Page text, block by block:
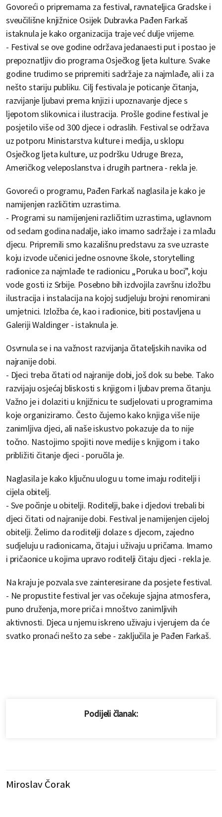
Govoreći o pripremama za festival, ravnateljica Gradske i
sveučilišne knjižnice Osijek Dubravka Pađen Farkaš
istaknula je kako organizacija traje već dulje vrijeme.
- Festival se ove godine održava jedanaesti put i postao je
prepoznatljiv dio programa Osječkog ljeta kulture. Svake
godine trudimo se pripremiti sadržaje za najmlađe, ali i za
nešto stariju publiku. Cilj festivala je poticanje čitanja,
razvijanje ljubavi prema knjizi i upoznavanje djece s
ljepotom slikovnica i ilustracija. Prošle godine festival je
posjetilo više od 300 djece i odraslih. Festival se održava
uz potporu Ministarstva kulture i medija, u sklopu
Osječkog ljeta kulture, uz podršku Udruge Breza,
Američkog veleposlanstva i drugih partnera - rekla je.
Govoreći o programu, Pađen Farkaš naglasila je kako je
namijenjen različitim uzrastima.
- Programi su namijenjeni različitim uzrastima, uglavnom
od sedam godina nadalje, iako imamo sadržaje i za mlađu
djecu. Pripremili smo kazališnu predstavu za sve uzraste
koju izvode učenici jedne osnovne škole, storytelling
radionice za najmlađe te radionicu „Poruka u boci”, koju
vode gosti iz Srbije. Posebno bih izdvojila završnu izložbu
ilustracija i instalacija na kojoj sudjeluju brojni renomirani
umjetnici. Izložba će, kao i radionice, biti postavljena u
Galeriji Waldinger - istaknula je.
Osvrnula se i na važnost razvijanja čitateljskih navika od
najranije dobi.
- Djeci treba čitati od najranije dobi, još dok su bebe. Tako
razvijaju osjećaj bliskosti s knjigom i ljubav prema čitanju.
Važno je i dolaziti u knjižnicu te sudjelovati u programima
koje organiziramo. Često čujemo kako knjiga više nije
zanimljiva djeci, ali naše iskustvo pokazuje da to nije
točno. Nastojimo spojiti nove medije s knjigom i tako
približiti čitanje djeci - poručila je.
Naglasila je kako ključnu ulogu u tome imaju roditelji i
cijela obitelj.
- Sve počinje u obitelji. Roditelji, bake i djedovi trebali bi
djeci čitati od najranije dobi. Festival je namijenjen cijeloj
obitelji. Želimo da roditelji dolaze s djecom, zajedno
sudjeluju u radionicama, čitaju i uživaju u pričama. Imamo
i pričaonice u kojima upravo roditelji čitaju djeci - rekla je.
Na kraju je pozvala sve zainteresirane da posjete festival.
- Ne propustite festival jer vas očekuje sjajna atmosfera,
puno druženja, more priča i mnoštvo zanimljivih
aktivnosti. Djeca u njemu iskreno uživaju i vjerujem da će
svatko pronaći nešto za sebe - zaključila je Pađen Farkaš.
Podijeli članak:
Miroslav Čorak